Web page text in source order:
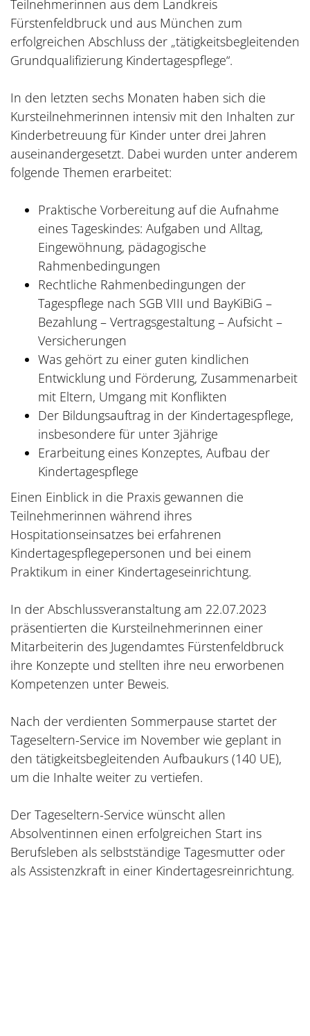
Teilnehmerinnen aus dem Landkreis
Fürstenfeldbruck und aus München zum
erfolgreichen Abschluss der „tätigkeitsbegleitenden
Grundqualifizierung Kindertagespflege“.
In den letzten sechs Monaten haben sich die
Kursteilnehmerinnen intensiv mit den Inhalten zur
Kinderbetreuung für Kinder unter drei Jahren
auseinandergesetzt. Dabei wurden unter anderem
folgende Themen erarbeitet:
Praktische Vorbereitung auf die Aufnahme
eines Tageskindes: Aufgaben und Alltag,
Eingewöhnung, pädagogische
Rahmenbedingungen
Rechtliche Rahmenbedingungen der
Tagespflege nach SGB VIII und BayKiBiG –
Bezahlung – Vertragsgestaltung – Aufsicht –
Versicherungen
Was gehört zu einer guten kindlichen
Entwicklung und Förderung, Zusammenarbeit
mit Eltern, Umgang mit Konflikten
Der Bildungsauftrag in der Kindertagespflege,
insbesondere für unter 3jährige
Erarbeitung eines Konzeptes, Aufbau der
Kindertagespflege
Einen Einblick in die Praxis gewannen die
Teilnehmerinnen während ihres
Hospitationseinsatzes bei erfahrenen
Kindertagespflegepersonen und bei einem
Praktikum in einer Kindertageseinrichtung.
In der Abschlussveranstaltung am 22.07.2023
präsentierten die Kursteilnehmerinnen einer
Mitarbeiterin des Jugendamtes Fürstenfeldbruck
ihre Konzepte und stellten ihre neu erworbenen
Kompetenzen unter Beweis.
Nach der verdienten Sommerpause startet der
Tageseltern-Service im November wie geplant in
den tätigkeitsbegleitenden Aufbaukurs (140 UE),
um die Inhalte weiter zu vertiefen.
Der Tageseltern-Service wünscht allen
Absolventinnen einen erfolgreichen Start ins
Berufsleben als selbstständige Tagesmutter oder
als Assistenzkraft in einer Kindertagesreinrichtung.